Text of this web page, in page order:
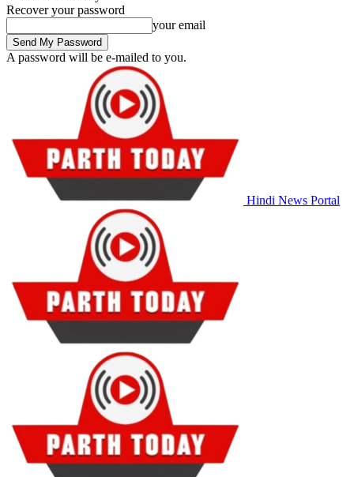
Recover your password
your email
A password will be e-mailed to you.
Hindi News Portal